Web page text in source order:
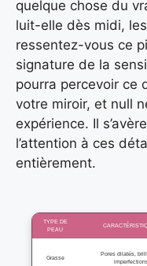
quelque chose du
luit-elle dès midi,
ressentez-vous ce
signature de la
pourra percevoir ce
votre miroir, et null
expérience. Il
l’attention à ces
entièrement.
TYPE DE
PEAU
Grasse
Pores dilatés,